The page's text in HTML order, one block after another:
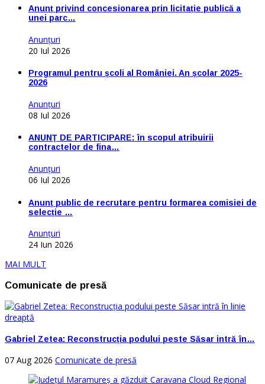
Anunț privind concesionarea prin licitație publică a
unei parc…
Anunţuri
20 Iul 2026
Programul pentru școli al României. An școlar 2025-
2026
Anunţuri
08 Iul 2026
ANUNŢ DE PARTICIPARE: în scopul atribuirii
contractelor de fina…
Anunţuri
06 Iul 2026
Anunț public de recrutare pentru formarea comisiei de
selecție …
Anunţuri
24 Iun 2026
MAI MULT
Comunicate de presă
Gabriel Zetea: Reconstrucția podului peste Săsar intră în…
07 Aug 2026 Comunicate de presă